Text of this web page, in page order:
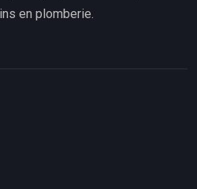
en plomberie.